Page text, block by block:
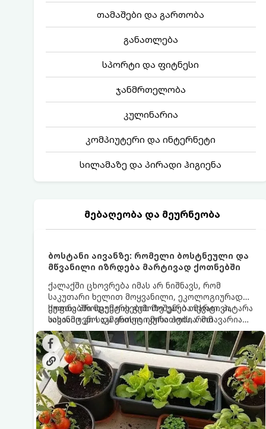
თამაშები და გართობა
განათლება
სპორტი და ფიტნესი
ჯანმრთელობა
კულინარია
კომპიუტერი და ინტერნეტი
სილამაზე და პირადი ჰიგიენა
მებაღეობა და მეურნეობა
ბოსტანი აივანზე: რომელი ბოსტნეული და
მწვანილი იზრდება მარტივად ქოთნებში
ქალაქში ცხოვრება იმას არ ნიშნავს, რომ
საკუთარი ხელით მოყვანილი, ეკოლოგიურად
სუფთა პროდუქტის გემოზე უარი თქვათ. პატარა
აივანიც კი საკმარისია იმისათვის, რომ
მოიწყოთ მინი-ბოსტანი, საიდანაც
ყოველდღიურად ახალ, არომატულ მწვანილსა
და ბოსტნეულს მოკრეფთ.
ქოთნებში მცენარეების მოშენება მარტივი,
სასიამოვნო და ესთეტიკური ჰობია. მთავარია
იცოდეთ, რომელი კულტურები ეგუებიან
ქოთნის პირობებს ყველაზე კარგად და როგორ
მოუაროთ მათ სწორად.